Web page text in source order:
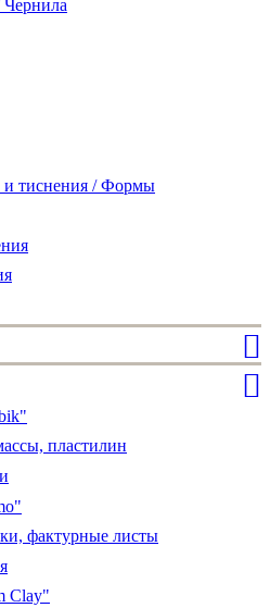
тиснения / Формы
пластилин
фактурные листы
Clay"